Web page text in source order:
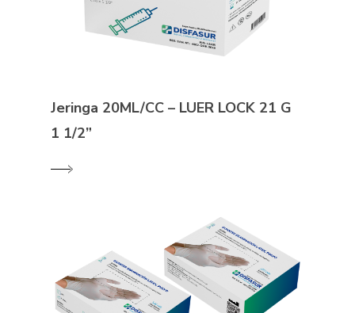
Jeringa 20ML/CC – LUER LOCK 21 G
1 1/2”